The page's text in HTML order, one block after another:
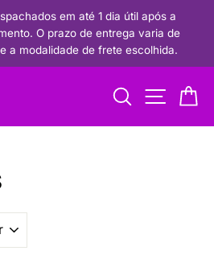
Pausar
apresentação
em até 1 dia útil após a
O prazo de entrega varia de
a modalidade de frete escolhida.
Procurar